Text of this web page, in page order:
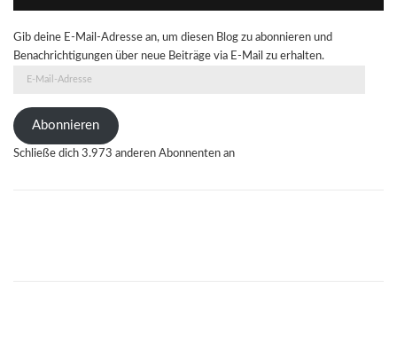
Gib deine E-Mail-Adresse an, um diesen Blog zu abonnieren und
Benachrichtigungen über neue Beiträge via E-Mail zu erhalten.
Adresse
Abonnieren
Schließe dich 3.973 anderen Abonnenten an